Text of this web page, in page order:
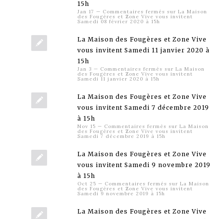
15h
Jan 17 — Commentaires fermés sur La Maison
des Fougères et Zone Vive vous invitent
Samedi 08 février 2020 à 15h
La Maison des Fougères et Zone Vive
vous invitent Samedi 11 janvier 2020 à
15h
Jan 3 — Commentaires fermés sur La Maison
des Fougères et Zone Vive vous invitent
Samedi 11 janvier 2020 à 15h
La Maison des Fougères et Zone Vive
vous invitent Samedi 7 décembre 2019
à 15h
Nov 15 — Commentaires fermés sur La Maison
des Fougères et Zone Vive vous invitent
Samedi 7 décembre 2019 à 15h
La Maison des Fougères et Zone Vive
vous invitent Samedi 9 novembre 2019
à 15h
Oct 25 — Commentaires fermés sur La Maison
des Fougères et Zone Vive vous invitent
Samedi 9 novembre 2019 à 15h
La Maison des Fougères et Zone Vive